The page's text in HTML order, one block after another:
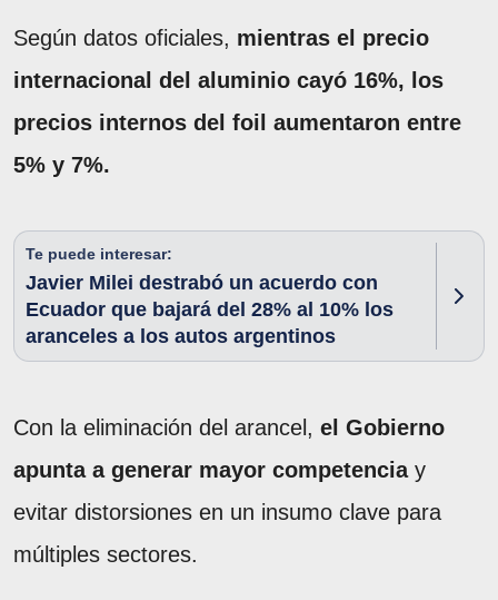
Según datos oficiales, mientras el precio
internacional del aluminio cayó 16%, los
precios internos del foil aumentaron entre
5% y 7%.
Te puede interesar:
Javier Milei destrabó un acuerdo con
Ecuador que bajará del 28% al 10% los
aranceles a los autos argentinos
Con la eliminación del arancel, el Gobierno
apunta a generar mayor competenciay
evitar distorsiones en un insumo clave para
múltiples sectores.